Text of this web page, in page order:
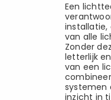
Een
installatie,
van alle
Zonder
letterlijk
van een
systemen
inzicht in